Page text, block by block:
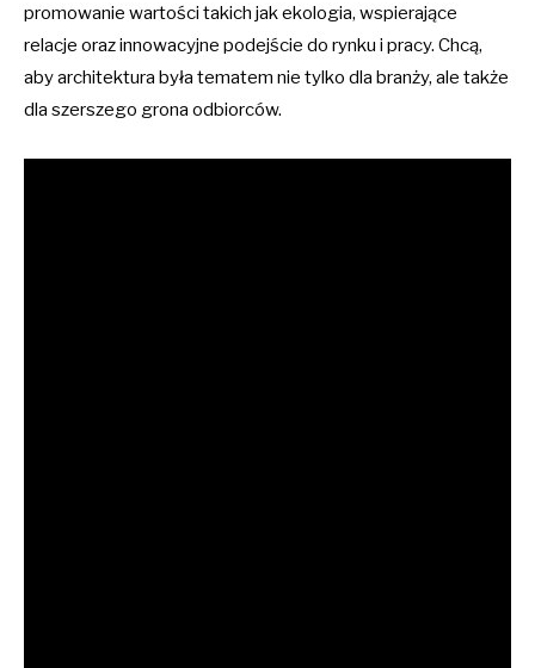
promowanie wartości takich jak ekologia, wspierające
relacje oraz innowacyjne podejście do rynku i pracy. Chcą,
aby architektura była tematem nie tylko dla branży, ale także
dla szerszego grona odbiorców.